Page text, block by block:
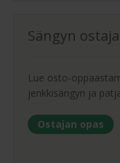
Sängyn
Lue osto-
jenkkisängyn ja
Ostajan opas